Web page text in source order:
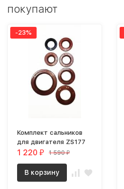
покупают
-23%
Комплект сальников
для двигателя ZS177
1 220 ₽ 1 590₽
В корзину